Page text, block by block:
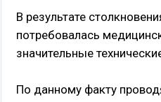
В результате
потребовалась
значительные
По данному факту